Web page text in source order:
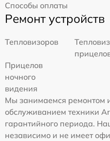
Способы оплаты
Ремонт устройств
Тепловизоров
Прицелов
ночного
видения
Мы занимаемся ремонтом
обслуживанием техники
гарантийного периода.
независимо и не имеет